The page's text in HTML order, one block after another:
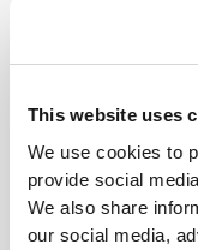
This website uses
We use cookies to
provide social
We also share
our social media,